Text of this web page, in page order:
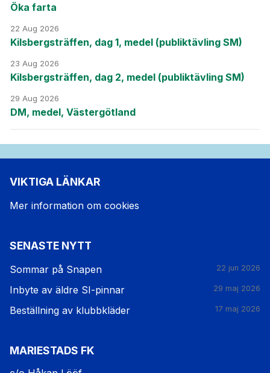
Öka farta
22 Aug 2026
Kilsbergsträffen, dag 1, medel (publiktävling SM)
23 Aug 2026
Kilsbergsträffen, dag 2, medel (publiktävling SM)
29 Aug 2026
DM, medel, Västergötland
VIKTIGA LÄNKAR
Mer information om cookies
SENASTE NYTT
Sommar på Snapen 22 jun 2026
Inbyte av äldre SI-pinnar 29 maj 2026
Beställning av klubbkläder 17 maj 2026
MARIESTADS FK